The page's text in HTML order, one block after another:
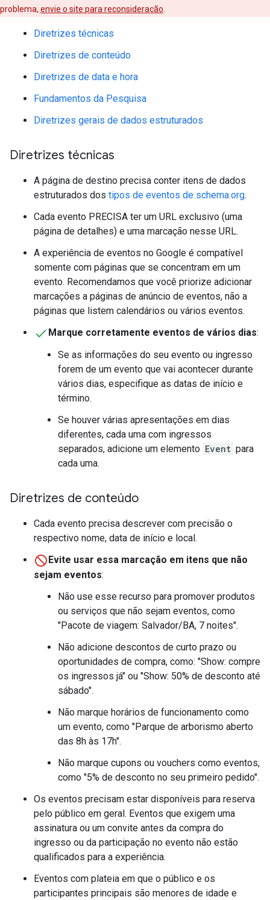
problema, envie o site para reconsideração
Diretrizes técnicas
Diretrizes de conteúdo
Diretrizes de data e hora
Fundamentos da Pesquisa
Diretrizes gerais de dados estruturados
Diretrizes técnicas
A página de destino precisa conter itens de dados
estruturados dos tipos de eventos de schema.org.
Cada evento PRECISA ter um URL exclusivo (uma
página de detalhes) e uma marcação nesse URL.
A experiência de eventos no Google é compatível
somente com páginas que se concentram em um
evento. Recomendamos que você priorize adicionar
marcações a páginas de anúncio de eventos, não a
páginas que listem calendários ou vários eventos.
Marque corretamente eventos de vários dias:
Se as informações do seu evento ou ingresso
forem de um evento que vai acontecer durante
vários dias, especifique as datas de início e
término.
Se houver várias apresentações em dias
diferentes, cada uma com ingressos
separados, adicione um elemento Event para
cada uma.
Diretrizes de conteúdo
Cada evento precisa descrever com precisão o
respectivo nome, data de início e local.
Evite usar essa marcação em itens que não
sejam eventos:
Não use esse recurso para promover produtos
ou serviços que não sejam eventos, como
"Pacote de viagem: Salvador/BA, 7 noites".
Não adicione descontos de curto prazo ou
oportunidades de compra, como: "Show: compre
os ingressos já" ou "Show: 50% de desconto até
sábado".
Não marque horários de funcionamento como
um evento, como "Parque de arborismo aberto
das 8h às 17h".
Não marque cupons ou vouchers como eventos,
como "5% de desconto no seu primeiro pedido".
Os eventos precisam estar disponíveis para reserva
pelo público em geral. Eventos que exigem uma
assinatura ou um convite antes da compra do
ingresso ou da participação no evento não estão
qualificados para a experiência.
Eventos com plateia em que o público e os
participantes principais são menores de idade e